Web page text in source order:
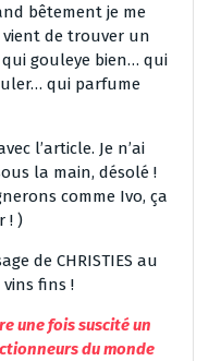
bêtement je me
vient de trouver un
gouleye bien… qui
qui parfume
l’article. Je n’ai
la main, désolé !
comme Ivo, ça
! )
de CHRISTIES au
fins !
une fois suscité un
du monde